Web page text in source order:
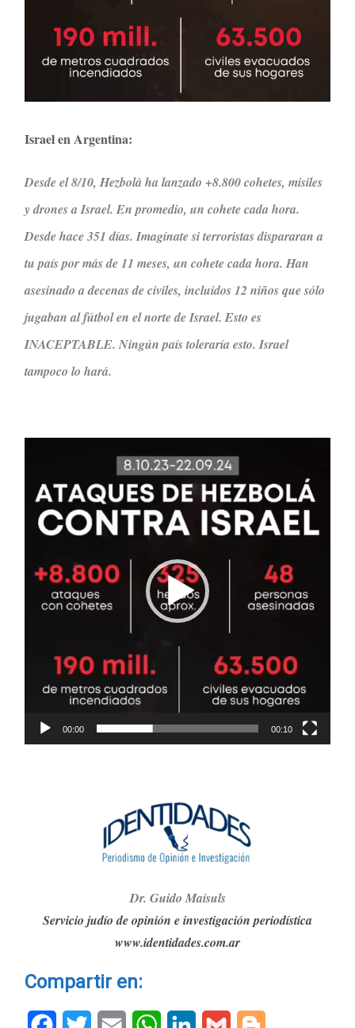
Israel en Argentina:
Desde el 8/10, Hezbolá ha lanzado +8.800 cohetes, misiles
y drones a Israel. En promedio, un cohete cada hora.
Desde hace 351 días. Imagínate si terroristas dispararan a
tu país por más de 11 meses, un cohete cada hora. Han
asesinado a decenas de civiles, incluidos 12 niños que sólo
jugaban al fútbol en el norte de Israel. Esto es
INACEPTABLE. Ningún país toleraría esto. Israel
tampoco lo hará.
video
00:00 00:10
Dr. Guido Maisuls
Servicio judío de opinión e investigación periodística
www.identidades.com.ar
Compartir en:
FacebookTwitter Email WhatsAppLinkedInGmail